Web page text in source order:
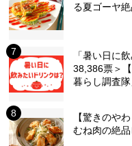
る夏ゴーヤ
「暑い日に
38,386票＞
暮らし調査隊
【驚きのや
むね肉の絶